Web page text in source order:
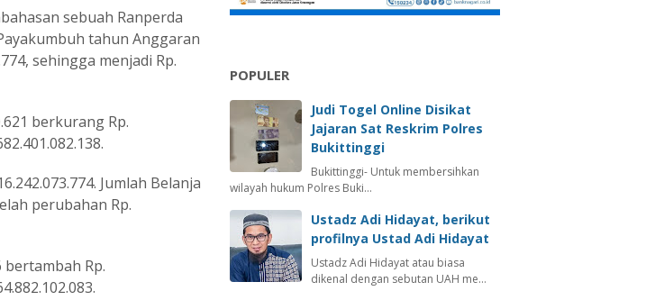
sebuah Ranperda
tahun Anggaran
sehingga menjadi Rp.
berkurang Rp.
Jumlah Belanja
perubahan Rp.
bertambah Rp.
POPULER
Judi Togel Online Disikat
Jajaran Sat Reskrim Polres
Bukittinggi
Bukittinggi- Untuk membersihkan
wilayah hukum Polres Buki…
Ustadz Adi Hidayat, berikut
profilnya Ustad Adi Hidayat
Ustadz Adi Hidayat atau biasa
dikenal dengan sebutan UAH me…